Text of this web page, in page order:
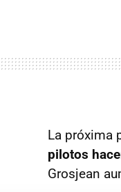
La próxima
pilotos
Grosjean